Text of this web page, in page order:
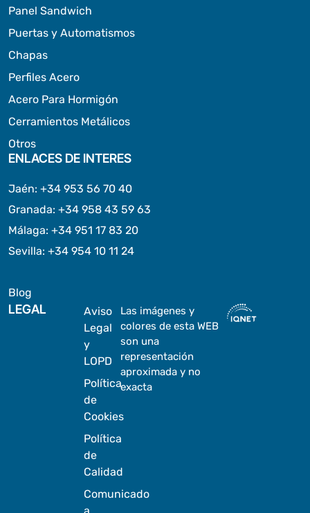
Panel Sandwich
Puertas y Automatismos
Chapas
Perfiles Acero
Acero Para Hormigón
Cerramientos Metálicos
Otros
ENLACES DE INTERES
Jaén: +34 953 56 70 40
Granada: +34 958 43 59 63
Málaga: +34 951 17 83 20
Sevilla: +34 954 10 11 24
Blog
LEGAL
Aviso
Legal
y
LOPD
Política
de
Cookies
Política
de
Calidad
Comunicado
a
Las imágenes y
colores de esta WEB
son una
representación
aproximada y no
exacta